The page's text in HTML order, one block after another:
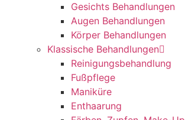
Gesichts Behandlungen
Augen Behandlungen
Körper Behandlungen
Klassische Behandlungen
Reinigungsbehandlung
Fußpflege
Maniküre
Enthaarung